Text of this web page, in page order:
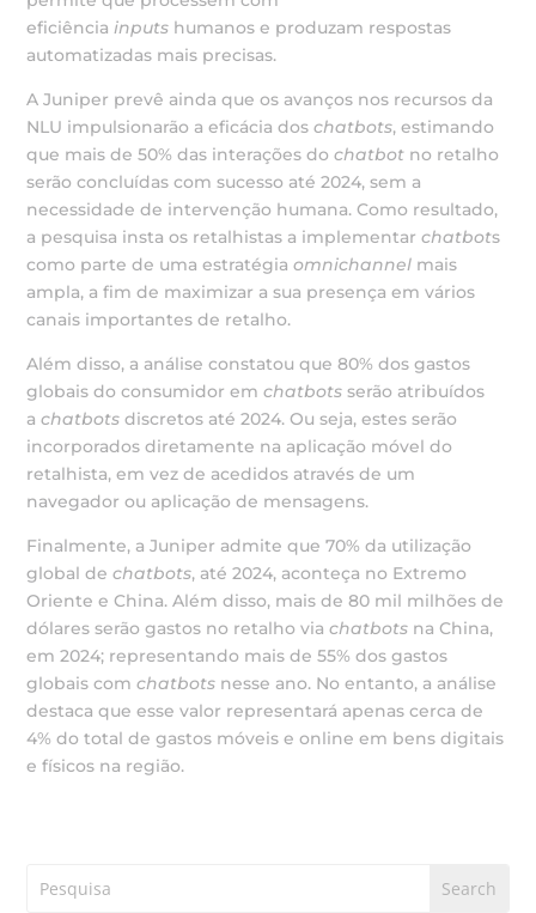
eficiênciainputs humanos e produzam respostas
automatizadas mais precisas.
A Juniper prevê ainda que os avanços nos recursos da
NLU impulsionarão a eficácia doschatbots, estimando
que mais de 50% das interações dochatbot no retalho
serão concluídas com sucesso até 2024, sem a
necessidade de intervenção humana. Como resultado,
a pesquisa insta os retalhistas a implementarchatbots
como parte de uma estratégiaomnichannel mais
ampla, a fim de maximizar a sua presença em vários
canais importantes de retalho.
Além disso, a análise constatou que 80% dos gastos
globais do consumidor emchatbots serão atribuídos
achatbots discretos até 2024. Ou seja, estes serão
incorporados diretamente na aplicação móvel do
retalhista, em vez de acedidos através de um
navegador ou aplicação de mensagens.
Finalmente, a Juniper admite que 70% da utilização
global dechatbots, até 2024, aconteça no Extremo
Oriente e China. Além disso, mais de 80 mil milhões de
dólares serão gastos no retalho viachatbots na China,
em 2024; representando mais de 55% dos gastos
globais comchatbots nesse ano. No entanto, a análise
destaca que esse valor representará apenas cerca de
4% do total de gastos móveis e online em bens digitais
e físicos na região.